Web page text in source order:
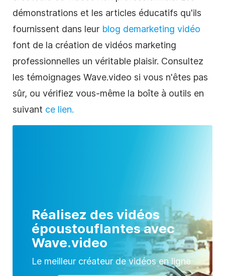
démonstrations et les articles éducatifs qu'ils
fournissent dans leur blog demarketing vidéo
font de la création de vidéos marketing
professionnelles un véritable plaisir. Consultez
les témoignages Wave.video si vous n'êtes pas
sûr, ou vérifiez vous-même la boîte à outils en
suivant ce lien.
Réalisez des vidéos
époustouflantes avec
Wave.video
Le meilleur créateur de vidéos en ligne